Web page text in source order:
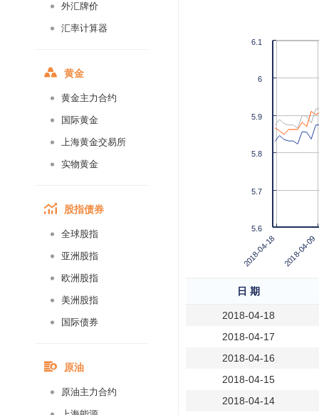
外汇牌价
汇率计算器
黄金
黄金主力合约
国际黄金
上海黄金交易所
实物黄金
股指债券
全球股指
亚洲股指
欧洲股指
美洲股指
国际债券
原油
原油主力合约
2018-04-18 2018-04-09
5.6
5.7
5.8
5.9
6
6.1
日 期
2018-04-18
2018-04-17
2018-04-16
2018-04-15
2018-04-14